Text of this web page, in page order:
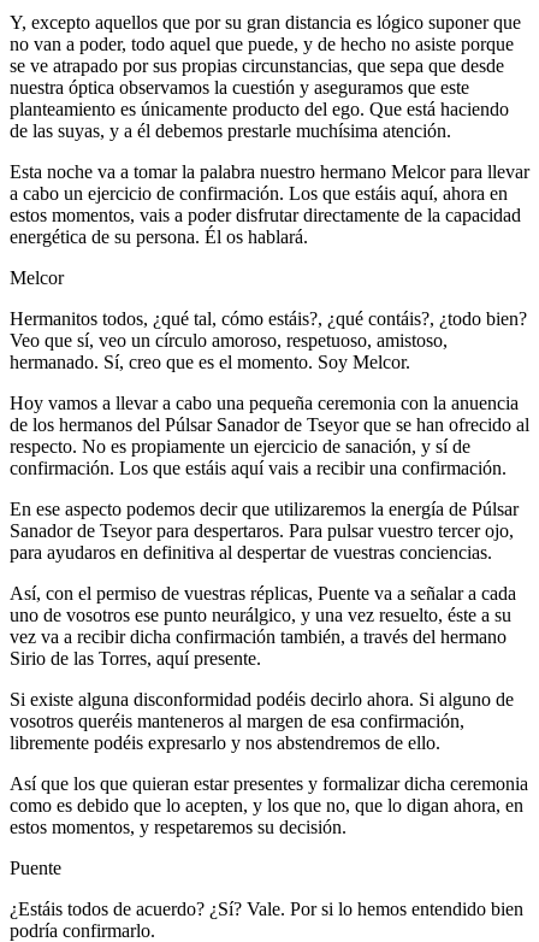
Y, excepto aquellos que por su gran distancia es lógico suponer que
no van a poder, todo aquel que puede, y de hecho no asiste porque
se ve atrapado por sus propias circunstancias, que sepa que desde
nuestra óptica observamos la cuestión y aseguramos que este
planteamiento es únicamente producto del ego. Que está haciendo
de las suyas, y a él debemos prestarle muchísima atención.
Esta noche va a tomar la palabra nuestro hermano Melcor para llevar
a cabo un ejercicio de confirmación. Los que estáis aquí, ahora en
estos momentos, vais a poder disfrutar directamente de la capacidad
energética de su persona. Él os hablará.
Melcor
Hermanitos todos, ¿qué tal, cómo estáis?, ¿qué contáis?, ¿todo bien?
Veo que sí, veo un círculo amoroso, respetuoso, amistoso,
hermanado. Sí, creo que es el momento. Soy Melcor.
Hoy vamos a llevar a cabo una pequeña ceremonia con la anuencia
de los hermanos del Púlsar Sanador de Tseyor que se han ofrecido al
respecto. No es propiamente un ejercicio de sanación, y sí de
confirmación. Los que estáis aquí vais a recibir una confirmación.
En ese aspecto podemos decir que utilizaremos la energía de Púlsar
Sanador de Tseyor para despertaros. Para pulsar vuestro tercer ojo,
para ayudaros en definitiva al despertar de vuestras conciencias.
Así, con el permiso de vuestras réplicas, Puente va a señalar a cada
uno de vosotros ese punto neurálgico, y una vez resuelto, éste a su
vez va a recibir dicha confirmación también, a través del hermano
Sirio de las Torres, aquí presente.
Si existe alguna disconformidad podéis decirlo ahora. Si alguno de
vosotros queréis manteneros al margen de esa confirmación,
libremente podéis expresarlo y nos abstendremos de ello.
Así que los que quieran estar presentes y formalizar dicha ceremonia
como es debido que lo acepten, y los que no, que lo digan ahora, en
estos momentos, y respetaremos su decisión.
Puente
¿Estáis todos de acuerdo? ¿Sí? Vale. Por si lo hemos entendido bien
podría confirmarlo.